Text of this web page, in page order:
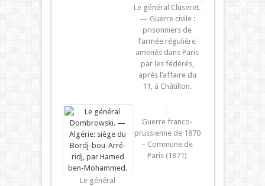
Le général Cluseret.
— Guerre civile :
prisonniers de
l’armée régulière
amenés dans Paris
par les fédérés,
après l’affaire du
11, à Châtillon.
Le général
Guerre franco-
prussienne de 1870
– Commune de
Paris (1871)